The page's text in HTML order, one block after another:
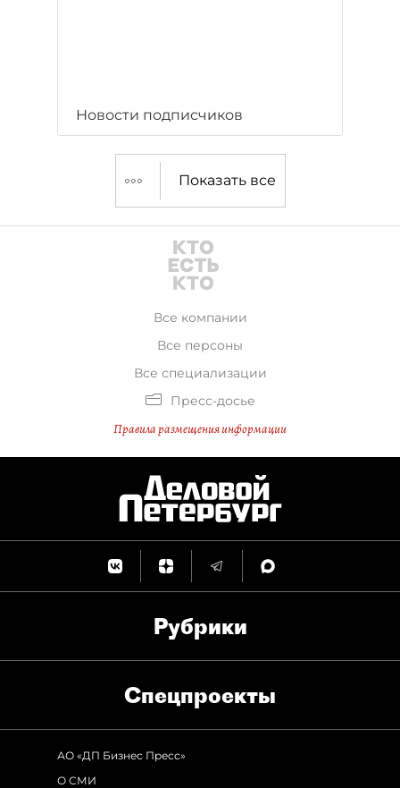
Новости подписчиков
Показать все
Все компании
Все персоны
Все специализации
Пресс-досье
Правила размещения информации
Рубрики
Спец­проекты
АО «ДП Бизнес Пресс»
О СМИ